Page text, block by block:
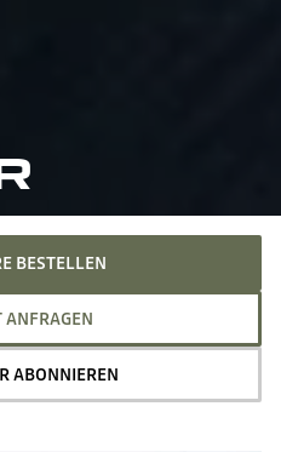
BESTELLEN
ANFRAGEN
ABONNIEREN